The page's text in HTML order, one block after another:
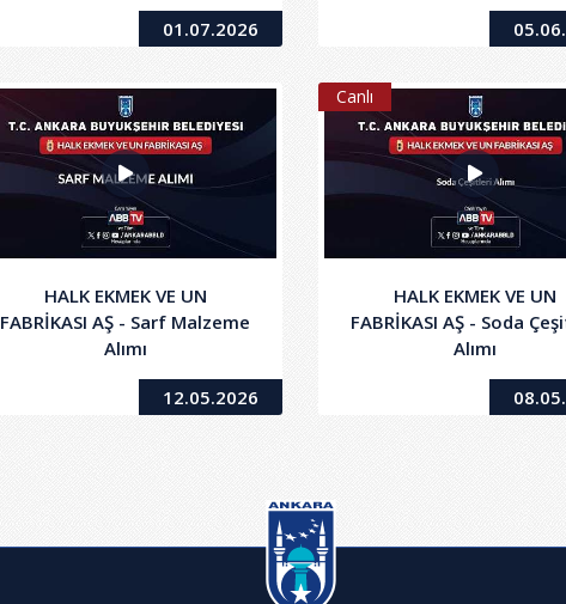
01.07.2026
HALK EKMEK VE UN
FABRİKASI AŞ - Sarf Malzeme
Alımı
12.05.2026
Canlı
HALK EKMEK VE UN
FABRİKASI AŞ - Soda
Alımı